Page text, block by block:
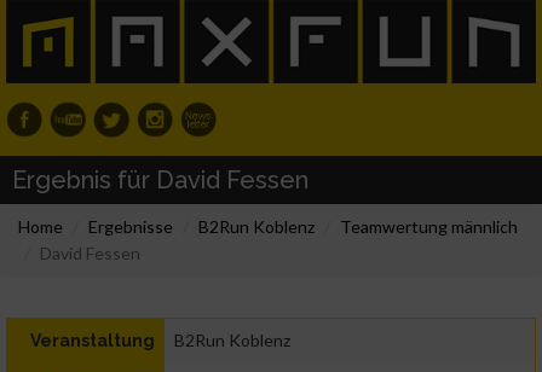
Ergebnis für David Fessen
Home Ergebnisse B2Run Koblenz
Teamwertung männlich
David Fessen
Veranstaltung B2Run Koblenz